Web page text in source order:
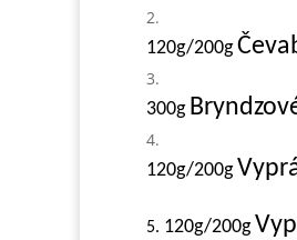
120g/200g
300g
120g/200g
5. 120g/200g